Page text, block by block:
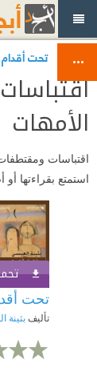
تحت
الأمهات
اقتباسات
استمتع بقراءتها
تحت
تأليفبثينة